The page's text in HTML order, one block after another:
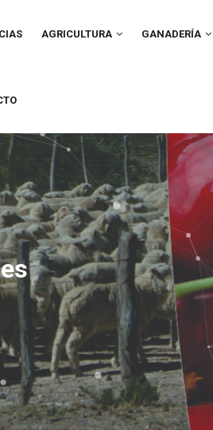
AGRICULTURA GANADERÍA